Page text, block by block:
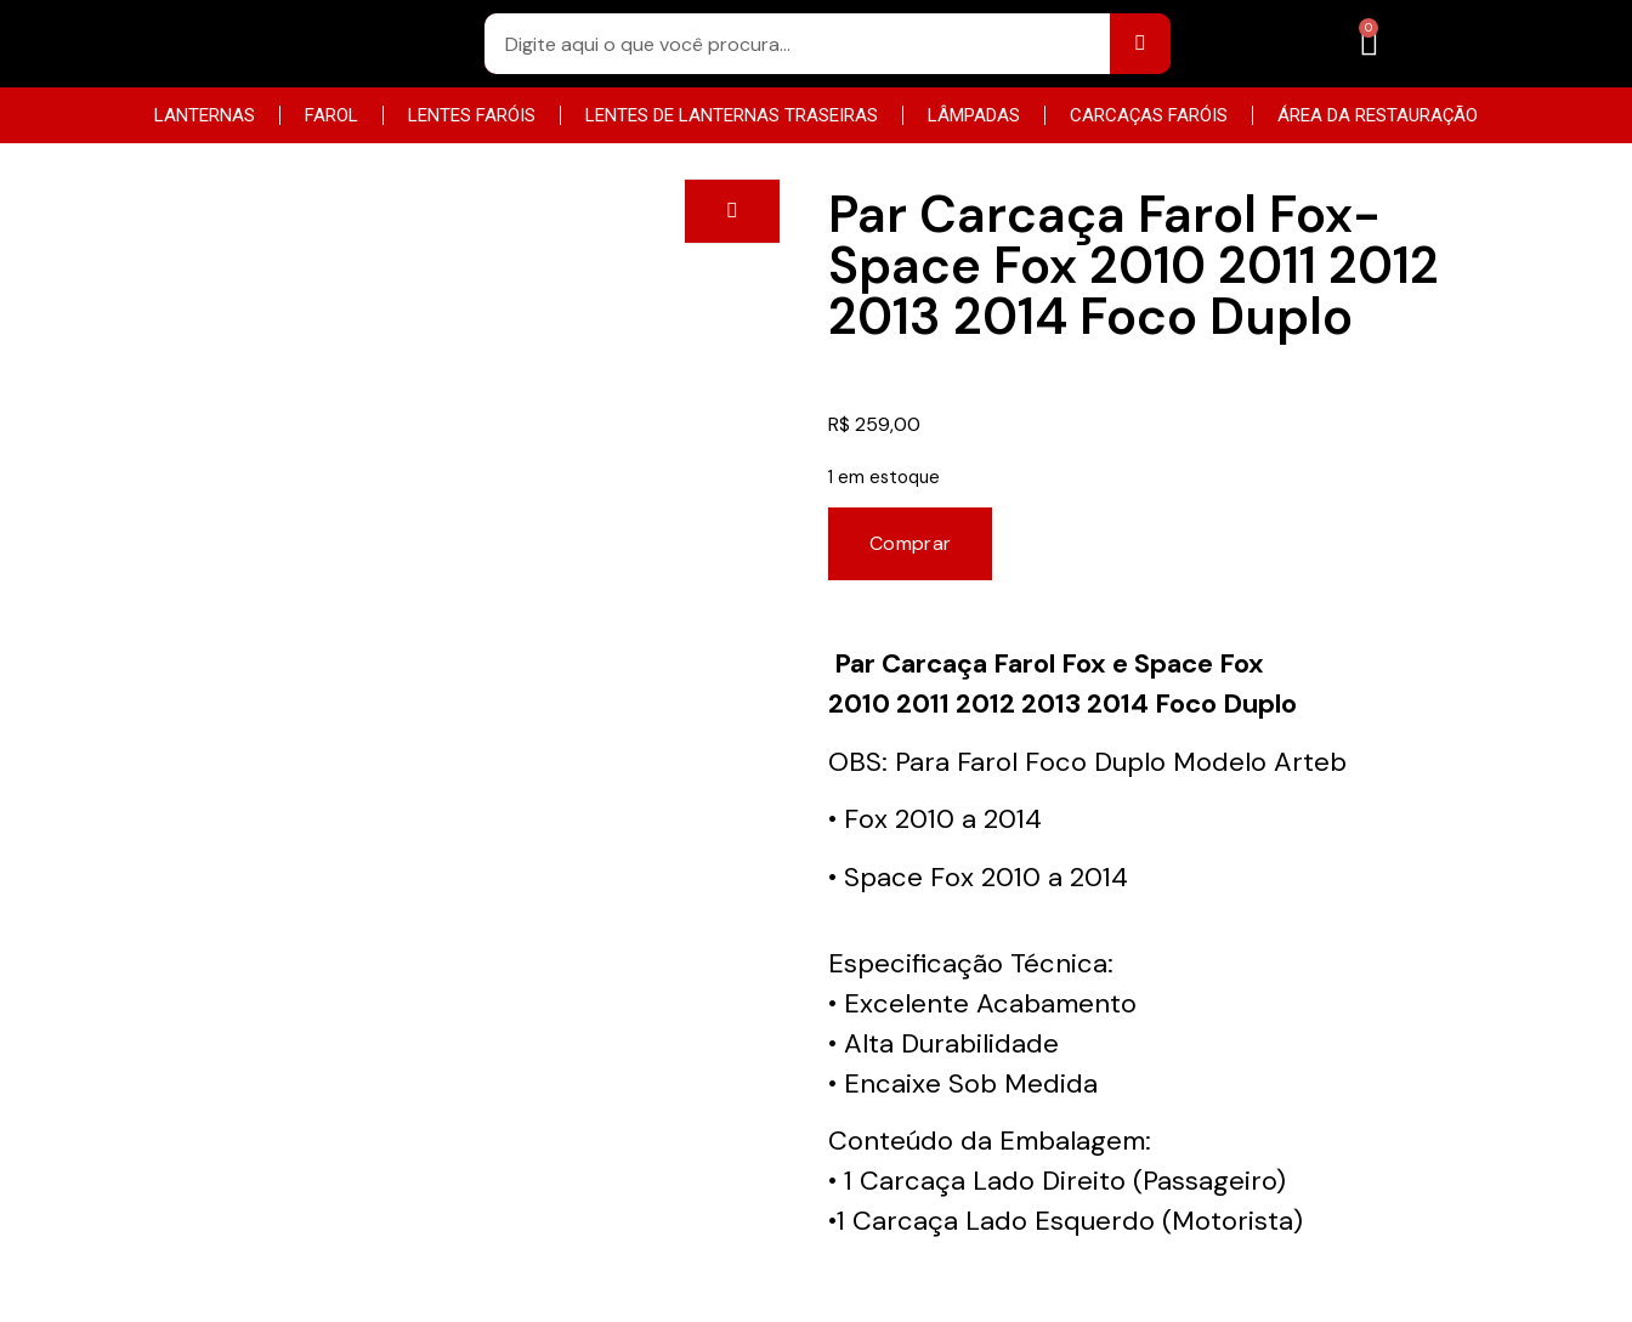
LANTERNAS FAROL LENTES FARÓIS LENTES DE LANTERNAS TRASEIRAS LÂMPADAS CARCAÇAS FARÓIS ÁREA DA RESTAURAÇÃO
Par Carcaça Farol Fox-
Space Fox 2010 2011 2012
2013 2014 Foco Duplo
R$ 259,00
1 em estoque
Comprar
Par Carcaça Farol Fox e Space Fox
2010 2011 2012 2013 2014 Foco Duplo
OBS: Para Farol Foco Duplo Modelo Arteb
• Fox 2010 a 2014
• Space Fox 2010 a 2014
Especificação Técnica:
• Excelente Acabamento
• Alta Durabilidade
• Encaixe Sob Medida
Conteúdo da Embalagem:
• 1 Carcaça Lado Direito (Passageiro)
•1 Carcaça Lado Esquerdo (Motorista)